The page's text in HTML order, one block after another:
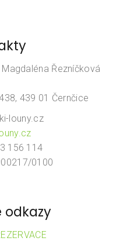
Řezníčková
439 01 Černčice
louny.cz
156 114
0100
odkazy